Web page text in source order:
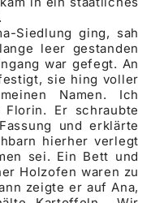
Siedlung ging, sah
leer gestanden
war gefegt. An
sie hing voller
Namen. Ich
Er schraubte
und erklärte
hierher verlegt
sei. Ein Bett und
Holzofen waren zu
zeigte er auf Ana,